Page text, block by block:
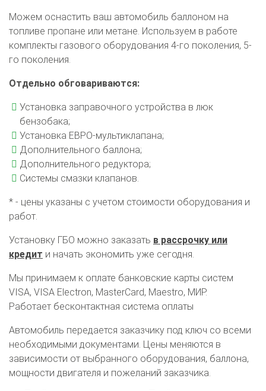
О автосервисе
Отзывы клиентов
Можем оснастить ваш автомобиль баллоном на
топливе пропане или метане. Используем в работе
комплекты газового оборудования 4-го поколения, 5-
го поколения.
Отдельно обговариваются:
Установка заправочного устройства в люк
бензобака;
Установка ЕВРО-мультиклапана;
Дополнительного баллона;
Дополнительного редуктора;
Системы смазки клапанов.
* - цены указаны с учетом стоимости оборудования и
работ.
Установку ГБО можно заказать в рассрочку или
кредит и начать экономить уже сегодня.
Мы принимаем к оплате банковские карты систем
VISA, VISA Electron, MasterCard, Maestro, МИР.
Работает бесконтактная система оплаты
Автомобиль передается заказчику под ключ со всеми
необходимыми документами. Цены меняются в
зависимости от выбранного оборудования, баллона,
мощности двигателя и пожеланий заказчика.